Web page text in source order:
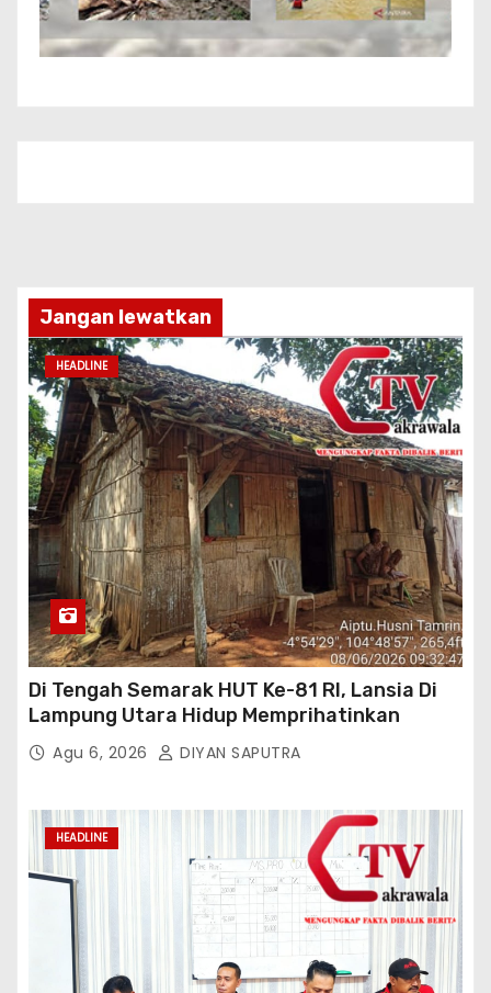
Jangan lewatkan
HEADLINE
Di Tengah Semarak HUT Ke-81 RI, Lansia Di
Lampung Utara Hidup Memprihatinkan
Agu 6, 2026 DIYAN SAPUTRA
HEADLINE